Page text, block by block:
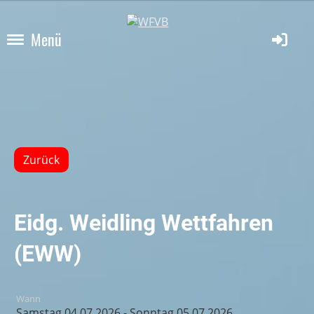
Menü
Zurück
Eidg. Weidling Wettfahren
(EWW)
Wann